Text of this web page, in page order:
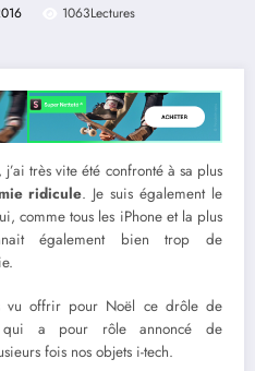
1063Lectures
j’ai très vite été confronté à sa plus
ridicule. Je suis également le
comme tous les iPhone et la plus
également bien trop de
vu offrir pour Noël ce drôle de
a pour rôle annoncé de
fois nos objets i-tech.